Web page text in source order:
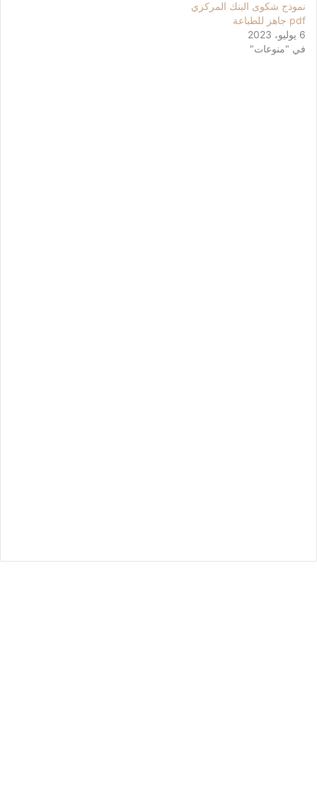
نموذج شكوى البنك المركزي
pdf جاهز للطباعة
6 يوليو، 2023
في "منوعات"